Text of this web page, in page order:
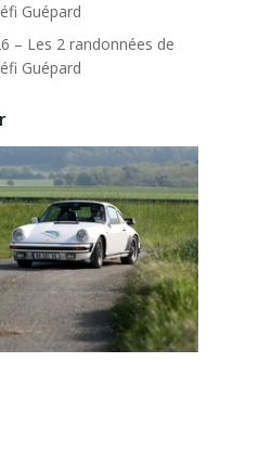
Guépard
– Les 2 randonnées de
Guépard